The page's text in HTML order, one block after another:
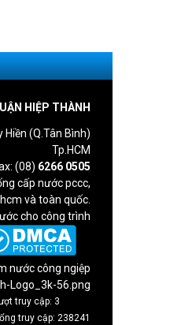
HIỆP THÀNH
(Q.Tân Bình)
Tp.HCM
(08) 6266 0505
cấp nước pccc,
và toàn quốc.
cho công trình
truy cập: 3
truy cập: 238241